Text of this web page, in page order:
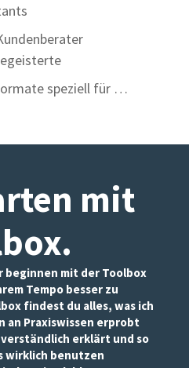
speziell für …
mit
.
beginnen mit der Toolbox
Tempo besser zu
findest du alles, was ich
an Praxiswissen erprobt
erklärt und so
wirklich benutzen